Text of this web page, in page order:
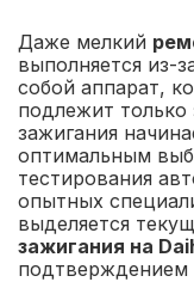
Даже мелкий
выполняется из-
собой аппарат,
подлежит только
зажигания
оптимальным
тестирования
опытных
выделяется
зажигания на
подтверждением